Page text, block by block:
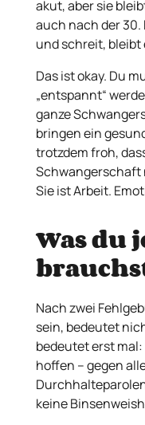
akut, aber sie
auch nach der 30.
und schreit, bleibt
Das ist okay. Du
„entspannt“
ganze
bringen ein
trotzdem froh,
Schwangerschaft
Sie ist Arbeit.
Was du
Nach zwei
sein, bedeutet
bedeutet erst
hoffen – gegen
keine